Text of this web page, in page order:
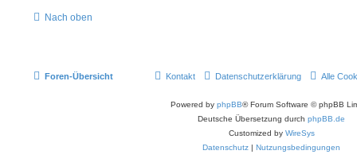
Nach oben
Foren-Übersicht Alle
Datenschutzerklärung
Kontakt
Powered by phpBB® Forum Software © phpBB
Deutsche Übersetzung durch phpBB.de
Customized by WireSys
Datenschutz
Nutzungsbedingungen